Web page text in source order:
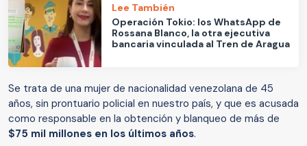
Lee También
Operación Tokio: los WhatsApp de
Rossana Blanco, la otra ejecutiva
bancaria vinculada al Tren de Aragua
Se trata de una mujer de nacionalidad venezolana de 45
años, sin prontuario policial en nuestro país, y que es acusada
como responsable en la obtención y blanqueo de más de
$75 mil millones en los últimos años.